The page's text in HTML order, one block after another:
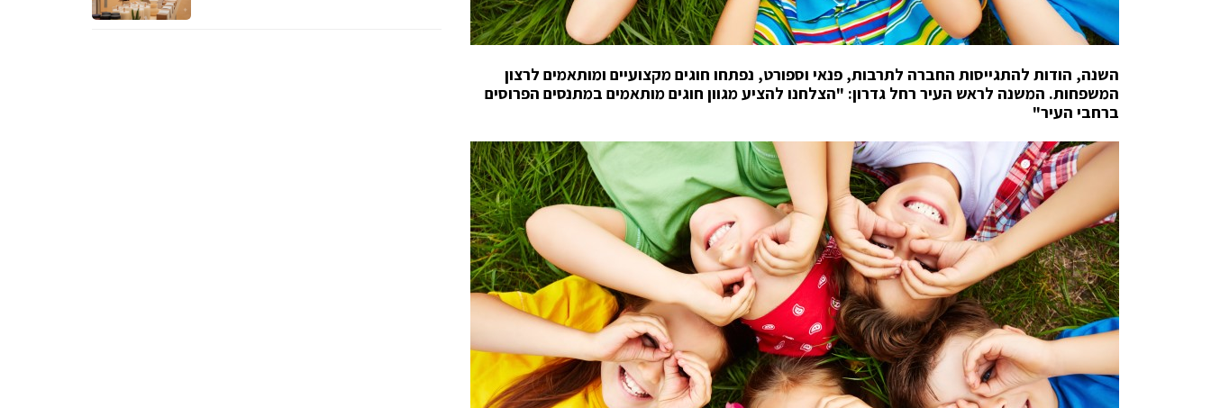
השנה, הודות להתגייסות החברה לתרבות, פנאי וספורט, נפתחו חוגים מקצועיים ומותאמים לרצון
המשפחות. המשנה לראש העיר רחל גדרון: "הצלחנו להציע מגוון חוגים מותאמים במתנסים הפרוסים
ברחבי העיר"